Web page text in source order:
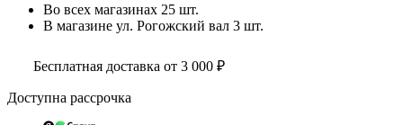
Во всех магазинах 25 шт.
В магазине ул. Рогожский вал 3 шт.
Бесплатная доставка от 3 000 ₽
Доступна рассрочка